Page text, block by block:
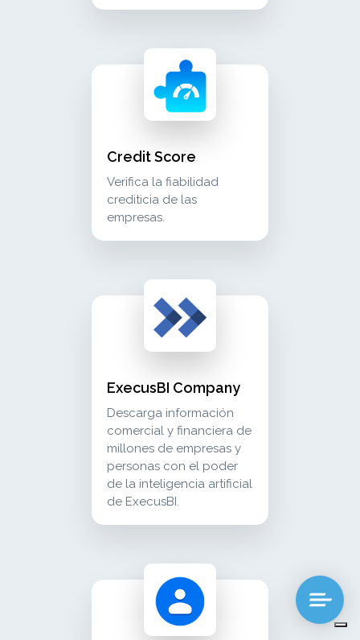
credit score verifica la fiabilidad crediticia de
crm_sales
Credit Score
Verifica la fiabilidad
crediticia de las
empresas.
execusbi company descarga información
crm_sales
ExecusBI Company
Descarga información
comercial y financiera de
millones de empresas y
personas con el poder
de la inteligencia artificial
de ExecusBI.
google contacts conecte sus contactos de
crm_sales